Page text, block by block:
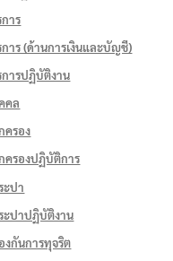
าร
การ (ด้านการเงินและบัญชี)
การปฏิบัติงาน
คล
ครอง
ครองปฏิบัติการ
ะปา
ะปาปฏิบัติงาน
งกันการทุจริต